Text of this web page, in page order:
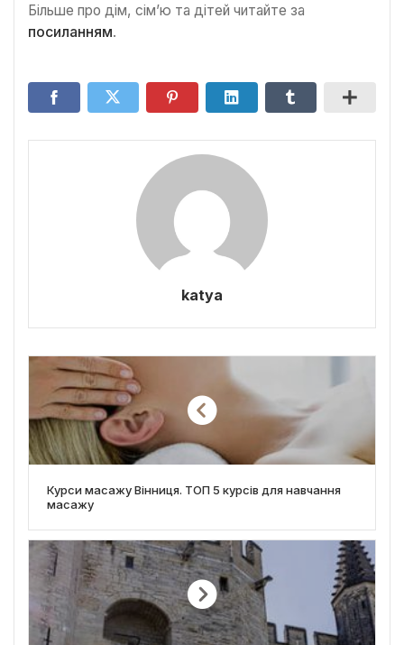
Більше про дім, сім’ю та дітей читайте за
посиланням.
katya
Курси масажу Вінниця. ТОП 5 курсів для навчання
масажу